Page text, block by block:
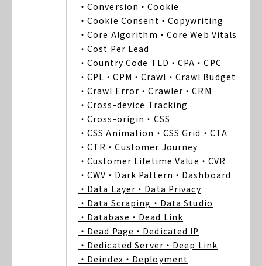
・Conversion ・Cookie
・Cookie Consent ・Copywriting
・Core Algorithm ・Core Web Vitals
・Cost Per Lead
・Country Code TLD ・CPA ・CPC
・CPL ・CPM ・Crawl ・Crawl Budget
・Crawl Error ・Crawler ・CRM
・Cross-device Tracking
・Cross-origin ・CSS
・CSS Animation ・CSS Grid ・CTA
・CTR ・Customer Journey
・Customer Lifetime Value ・CVR
・CWV ・Dark Pattern ・Dashboard
・Data Layer ・Data Privacy
・Data Scraping ・Data Studio
・Database ・Dead Link
・Dead Page ・Dedicated IP
・Dedicated Server ・Deep Link
・Deindex ・Deployment